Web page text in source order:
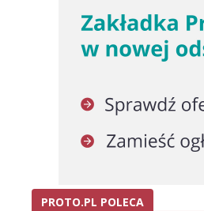
PROTO.PL POLECA